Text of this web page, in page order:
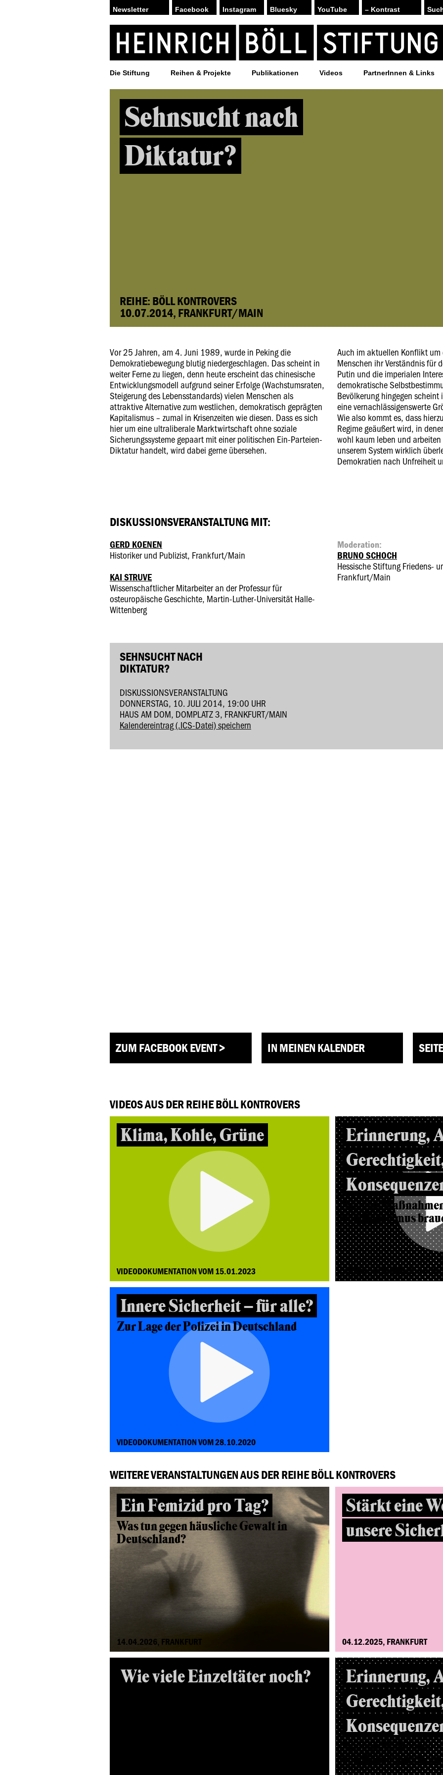
Facebook Instagram Bluesky YouTube – Kontrast
Die Stiftung Reihen & Projekte Publikationen Videos PartnerInnen & Links
Sehnsucht nach
Diktatur?
REIHE: BÖLL KONTROVERS
10.07.2014, FRANKFURT/MAIN
Vor 25 Jahren, am 4. Juni 1989, wurde in Peking die
Demokratiebewegung blutig niedergeschlagen. Das scheint in
weiter Ferne zu liegen, denn heute erscheint das chinesische
Entwicklungsmodell aufgrund seiner Erfolge (Wachstumsraten,
Steigerung des Lebensstandards) vielen Menschen als
attraktive Alternative zum westlichen, demokratisch geprägten
Kapitalismus – zumal in Krisenzeiten wie diesen. Dass es sich
hier um eine ultraliberale Marktwirtschaft ohne soziale
Sicherungssysteme gepaart mit einer politischen Ein-Parteien-
Diktatur handelt, wird dabei gerne übersehen.
Auch im aktuellen Konflikt um
Menschen ihr Verständnis für
Putin und die imperialen
demokratische
Bevölkerung hingegen scheint
eine vernachlässigenswerte
Wie also kommt es, dass
Regime geäußert wird, in
wohl kaum leben und
unserem System wirklich
Demokratien nach Unfreiheit
DISKUSSIONSVERANSTALTUNG MIT:
GERD KOENEN
Historiker und Publizist, Frankfurt/Main
KAI STRUVE
Wissenschaftlicher Mitarbeiter an der Professur für
osteuropäische Geschichte, Martin-Luther-Universität Halle-
Wittenberg
Moderation:
BRUNO SCHOCH
Hessische Stiftung Friedens-
Frankfurt/Main
SEHNSUCHT NACH
DIKTATUR?
DISKUSSIONSVERANSTALTUNG
DONNERSTAG, 10. JULI 2014, 19:00 UHR
HAUS AM DOM, DOMPLATZ 3, FRANKFURT/MAIN
Kalendereintrag (.ICS-Datei) speichern
ZUM FACEBOOK EVENT > IN MEINEN KALENDER
VIDEOS AUS DER REIHE BÖLL KONTROVERS
Klima, Kohle, Grüne
VIDEODOKUMENTATION VOM 15.01.2023
Erinnerung,
Welche
von Rassismus
VIDEODOKUMENTATION
Innere Sicherheit – für alle?
Zur Lage der Polizei in Deutschland
VIDEODOKUMENTATION VOM 28.10.2020
WEITERE VERANSTALTUNGEN AUS DER REIHE BÖLL KONTROVERS
Ein Femizid pro Tag?
Was tun gegen häusliche Gewalt in
Deutschland?
14.04.2026, FRANKFURT
Stärkt eine
unsere
04.12.2025, FRANKFURT
Wie viele Einzeltäter noch?
Erinnerung,
Welche
von Rassismus